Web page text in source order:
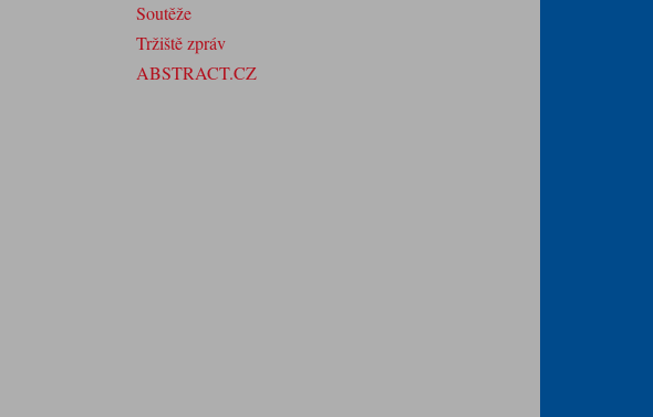
Soutěže
Tržiště zpráv
ABSTRACT.CZ